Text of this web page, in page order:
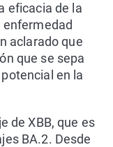
eficacia de la
enfermedad
aclarado que
que se sepa
en la
de XBB, que es
BA.2. Desde